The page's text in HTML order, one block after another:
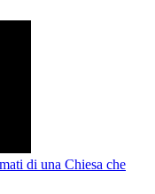
di una Chiesa che